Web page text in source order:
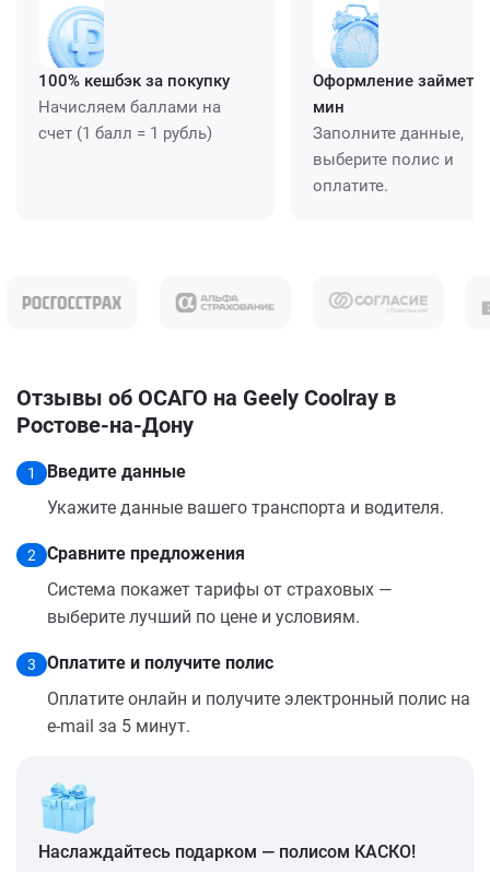
100% кешбэк за покупку
Начисляем баллами на
счет (1 балл = 1 рубль)
Оформление займет
мин
Заполните данные,
выберите полис и
оплатите.
Отзывы об ОСАГО на Geely Coolray в
Ростове-на-Дону
1
Введите данные
Укажите данные вашего транспорта и водителя.
2
Сравните предложения
Система покажет тарифы от страховых —
выберите лучший по цене и условиям.
3
Оплатите и получите полис
Оплатите онлайн и получите электронный полис на
e-mail за 5 минут.
Наслаждайтесь подарком — полисом КАСКО!